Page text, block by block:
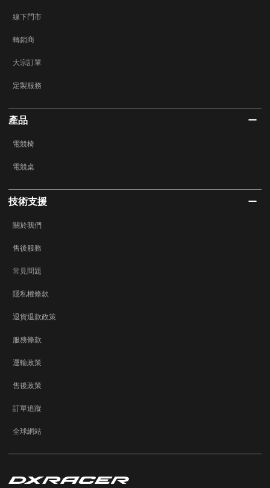
線下門市
轉銷商
大宗訂單
定製服務
產品
電競椅
電競桌
技術支援
關於我們
售後服務
常見問題
隱私權條款
退貨退款政策
服務條款
運輸政策
售後政策
訂單追蹤
全球網站